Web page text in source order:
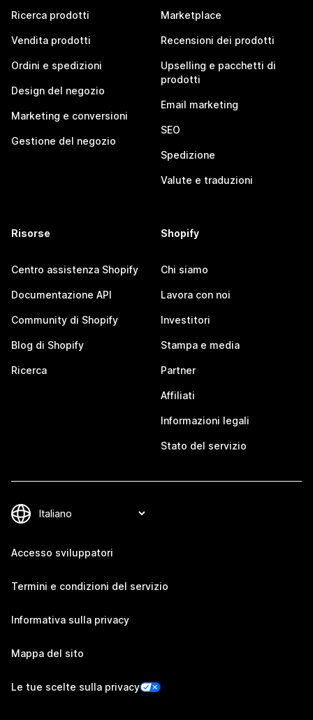
Ricerca prodotti
Vendita prodotti
Ordini e spedizioni
Design del negozio
Marketing e conversioni
Gestione del negozio
Marketplace
Recensioni dei prodotti
Upselling e pacchetti di
prodotti
Email marketing
SEO
Spedizione
Valute e traduzioni
Risorse
Centro assistenza Shopify
Documentazione API
Community di Shopify
Blog di Shopify
Ricerca
Shopify
Chi siamo
Lavora con noi
Investitori
Stampa e media
Partner
Affiliati
Informazioni legali
Stato del servizio
Accesso sviluppatori
Termini e condizioni del servizio
Informativa sulla privacy
Mappa del sito
Le tue scelte sulla privacy